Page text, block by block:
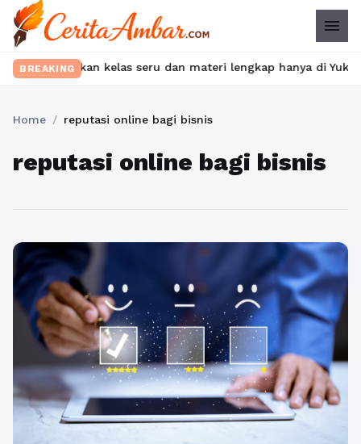
menu
BREAKINGkelas seru dan materi lengkap hanya di
Home / reputasi online bagi bisnis
reputasi online bagi bisnis